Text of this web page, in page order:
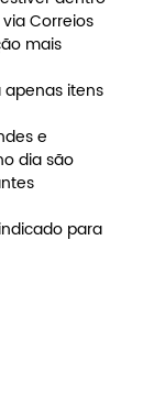
Correios
mais
itens
e
dia são
para